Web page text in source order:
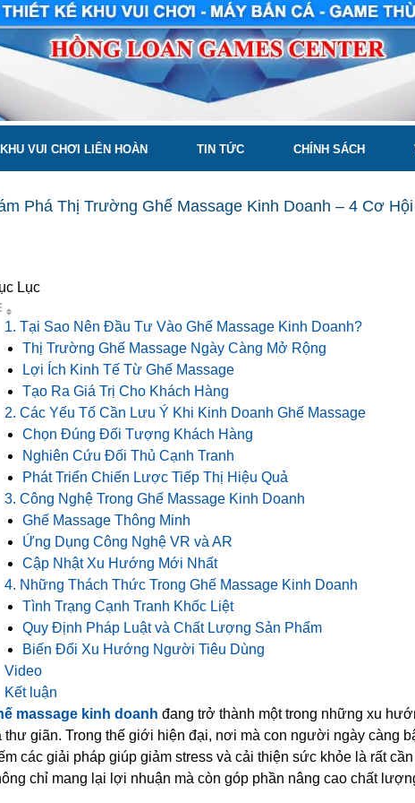
KHU VUI CHƠI LIÊN HOÀN TIN TỨC CHÍNH SÁCH
Phá Thị Trường Ghế Massage Kinh Doanh – 4 Cơ
Lục
1. Tại Sao Nên Đầu Tư Vào Ghế Massage Kinh Doanh?
Thị Trường Ghế Massage Ngày Càng Mở Rộng
Lợi Ích Kinh Tế Từ Ghế Massage
Tạo Ra Giá Trị Cho Khách Hàng
2. Các Yếu Tố Cần Lưu Ý Khi Kinh Doanh Ghế Massage
Chọn Đúng Đối Tượng Khách Hàng
Nghiên Cứu Đối Thủ Cạnh Tranh
Phát Triển Chiến Lược Tiếp Thị Hiệu Quả
3. Công Nghệ Trong Ghế Massage Kinh Doanh
Ghế Massage Thông Minh
Ứng Dụng Công Nghệ VR và AR
Cập Nhật Xu Hướng Mới Nhất
4. Những Thách Thức Trong Ghế Massage Kinh Doanh
Tình Trạng Cạnh Tranh Khốc Liệt
Quy Định Pháp Luật và Chất Lượng Sản Phẩm
Biến Đổi Xu Hướng Người Tiêu Dùng
Video
Kết luận
massage kinh doanh đang trở thành một trong những xu
thư giãn. Trong thế giới hiện đại, nơi mà con người ngày càng
các giải pháp giúp giảm stress và cải thiện sức khỏe là rất
chỉ mang lại lợi nhuận mà còn góp phần nâng cao chất